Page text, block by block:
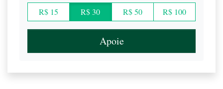
R$ 15 R$ 30 R$ 50 R$ 100
Apoie